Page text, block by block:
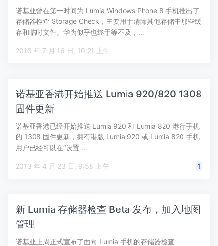
诺基亚曾在第一时间为 Lumia Windows Phone 8 手机推出了
存储器检查 Storage Check，主要用于清除其他存储中那些缓
存和临时文件。华为似乎也终于等不及，…
2013 年 7 月 16 日, 10:21 上午
诺基亚香港开始推送 Lumia 920/820 1308
固件更新
诺基亚香港已经开始推送 Lumia 920 和 Lumia 820 港行手机
的 1308 固件更新，拥有港版 Lumia 920 或 Lumia 820 手机
用户已经可以在“设置 …
2013 年 4 月 23 日, 9:58 上午 1
新 Lumia 存储器检查 Beta 发布，加入地图
管理
诺基亚上周正式宣布了面向 Lumia 手机的存储器检查